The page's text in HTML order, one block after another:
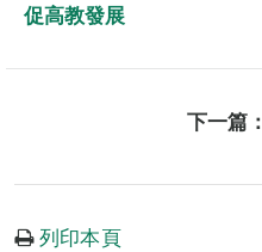
促高教發展
下一篇：
列印本頁